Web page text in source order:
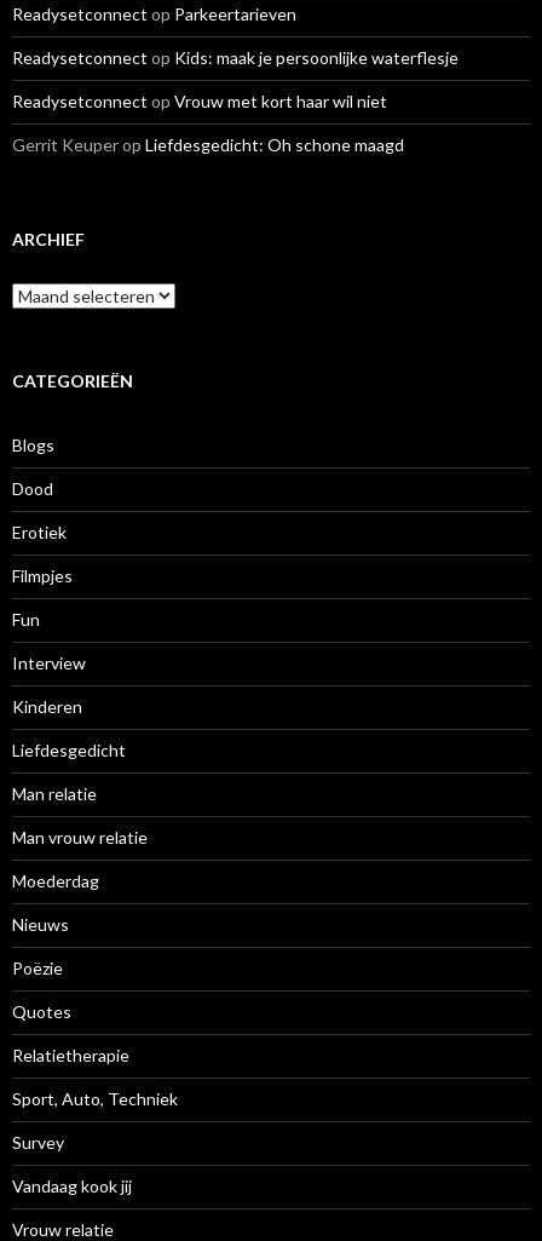
Readysetconnect op Parkeertarieven
Readysetconnect op Kids: maak je persoonlijke waterflesje
Readysetconnect op Vrouw met kort haar wil niet
Gerrit Keuperop Liefdesgedicht: Oh schone maagd
ARCHIEF
A
r
iCATEGORIEËN
Blogs
Dood
Erotiek
Filmpjes
Fun
Interview
Kinderen
Liefdesgedicht
Man relatie
Man vrouw relatie
Moederdag
Nieuws
Poëzie
Quotes
Relatietherapie
Sport, Auto, Techniek
Survey
Vandaag kook jij
Vrouw relatie